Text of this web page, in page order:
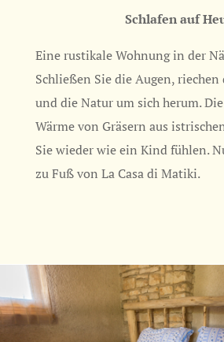
Schlafen auf
Eine rustikale Wohnung in der
Schließen Sie die Augen,
und die Natur um sich herum.
Wärme von Gräsern aus
Sie wieder wie ein Kind fühlen.
zu Fuß von La Casa di Matiki.